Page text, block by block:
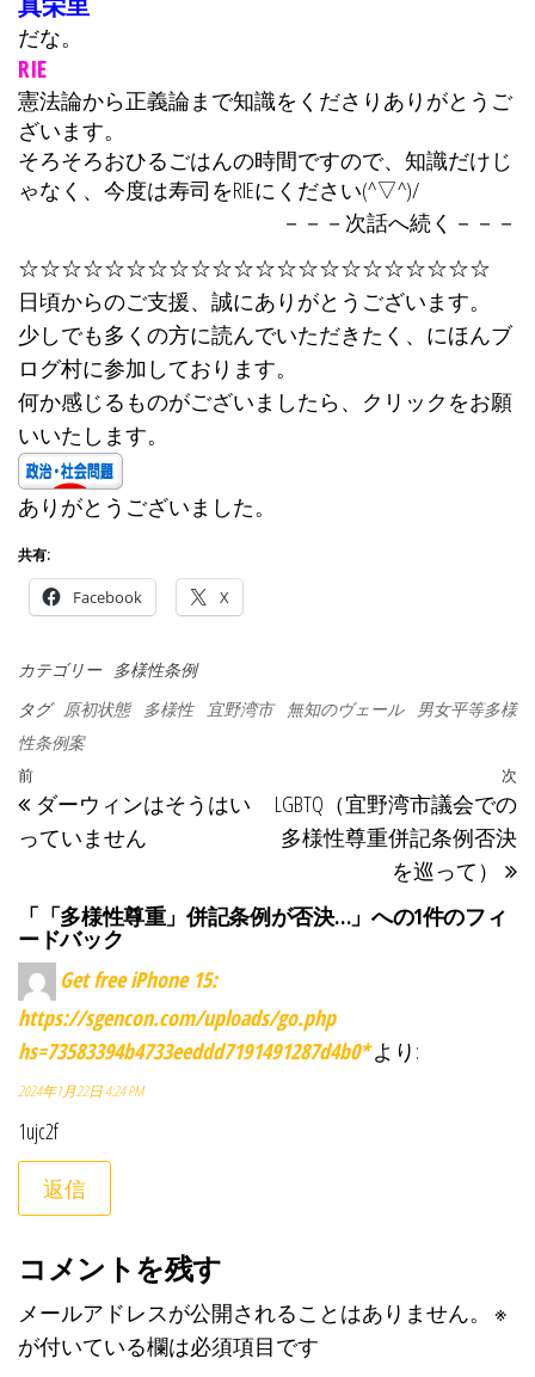
だな。
RIE
憲法論から正義論まで知識をくださりありがとうご
ざいます。
そろそろおひるごはんの時間ですので、知識だけじ
ゃなく、今度は寿司をRIEにください(^▽^)/
－－－次話へ続く－－－
☆☆☆☆☆☆☆☆☆☆☆☆☆☆☆☆☆☆☆☆☆☆
日頃からのご支援、誠にありがとうございます。
少しでも多くの方に読んでいただきたく、にほんブ
ログ村に参加しております。
何か感じるものがございましたら、クリックをお願
いいたします。
ありがとうございました。
共有:
Facebook X
カテゴリー
多様性条例
タグ
原初状態 多様性 宜野湾市 無知のヴェール
男女平等多様
性条例案
投稿ナビゲーション
過去の投稿
前
ダーウィンはそうはい
っていません
次
LGBTQ（宜野湾市議会での
多様性尊重併記条例否決
を巡って）
「「多様性尊重」併記条例が否決…」への1件のフィ
ードバック
Get free iPhone 15:
https://sgencon.com/uploads/go.php
hs=73583394b4733eeddd7191491287d4b0* より:
2024年1月22日 4:24 PM
1ujc2f
返信
コメントを残す
メールアドレスが公開されることはありません。
※
が付いている欄は必須項目です